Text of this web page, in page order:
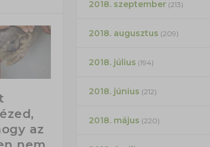
az
2018. szeptember(213)
2018. augusztus (209)
2018. július (194)
2018. június (212)
2018. május (220)